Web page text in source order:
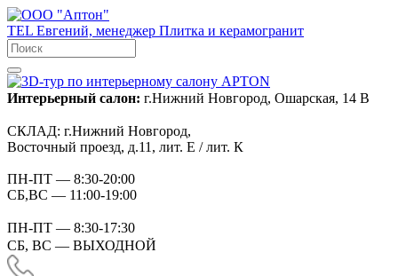
TEL Евгений, менеджер Плитка и керамогранит
Интерьерный салон: г.Нижний Новгород, Ошарская, 14 В
СКЛАД: г.Нижний Новгород,
Восточный проезд, д.11, лит. Е / лит. К
ПН-ПТ — 8:30-20:00
СБ,ВС — 11:00-19:00
ПН-ПТ — 8:30-17:30
СБ, ВС — ВЫХОДНОЙ